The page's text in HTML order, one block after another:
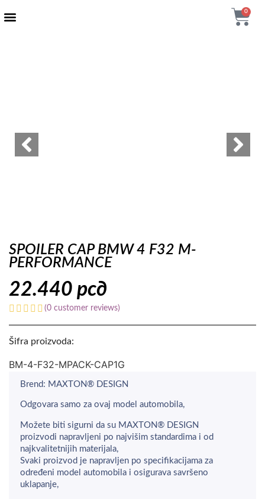
0
SPOILER CAP BMW 4 F32 M-
PERFORMANCE
22.440 рсд
(0 customer reviews)
Šifra proizvoda:
BM-4-F32-MPACK-CAP1G
Brend: MAXTON® DESIGN
Odgovara samo za ovaj model automobila,
Možete biti sigurni da su MAXTON® DESIGN
proizvodi napravljeni po najvišim standardima i od
najkvalitetnijih materijala,
Svaki proizvod je napravljen po specifikacijama za
određeni model automobila i osigurava savršeno
uklapanje,